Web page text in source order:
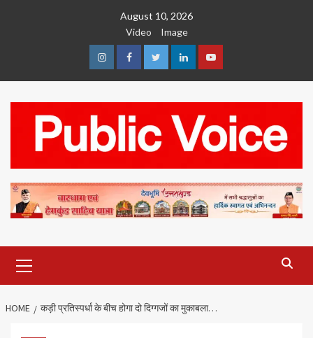
August 10, 2026
Video
Image
InstagramFacebookTwitterLinkedinYoutube
Menu
HOME कड़ी प्रतिस्पर्धा के बीच होगा दो दिग्गजों का मुकाबला…